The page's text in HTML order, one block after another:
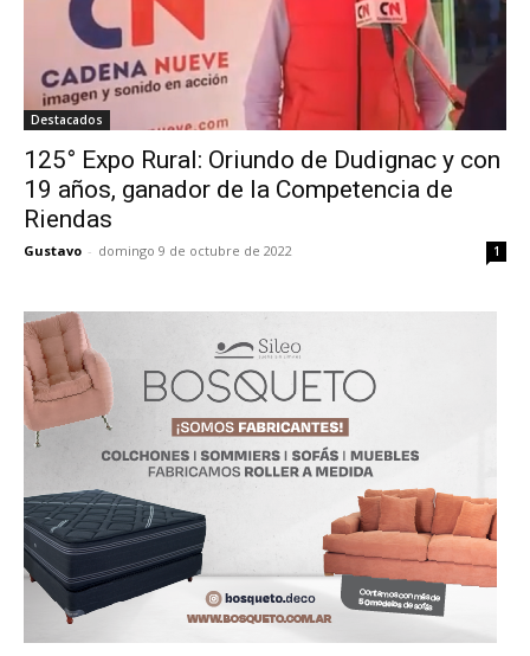
Destacados
125° Expo Rural: Oriundo de Dudignac y con
19 años, ganador de la Competencia de
Riendas
Gustavo - domingo 9 de octubre de 2022 1